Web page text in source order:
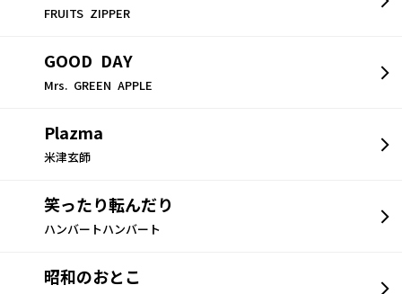
FRUITS ZIPPER
GOOD DAY
Mrs. GREEN APPLE
Plazma
米津玄師
笑ったり転んだり
ハンバートハンバート
昭和のおとこ